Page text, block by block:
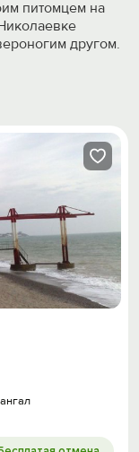
питомцем на
другом.